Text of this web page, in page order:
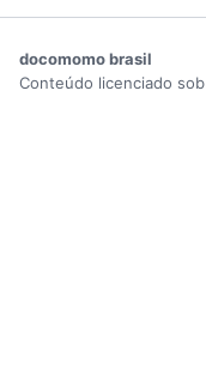
docomomo brasil
Conteúdo licenciado sob